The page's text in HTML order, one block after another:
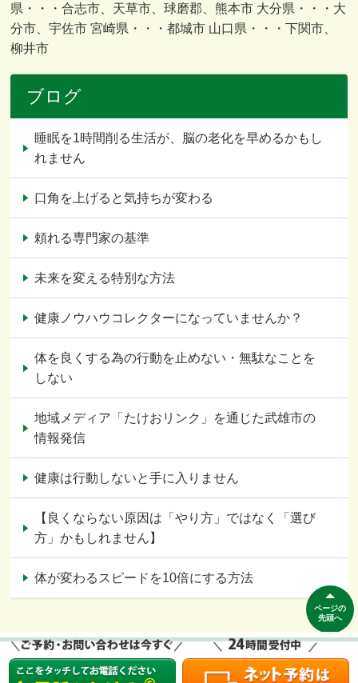
県・・・合志市、天草市、球磨郡、熊本市 大分県・・・大
分市、宇佐市 宮崎県・・・都城市 山口県・・・下関市、
柳井市
ブログ
睡眠を1時間削る生活が、脳の老化を早めるかもし
れません
口角を上げると気持ちが変わる
頼れる専門家の基準
未来を変える特別な方法
健康ノウハウコレクターになっていませんか？
体を良くする為の行動を止めない・無駄なことを
しない
地域メディア「たけおリンク」を通じた武雄市の
情報発信
健康は行動しないと手に入りません
【良くならない原因は「やり方」ではなく「選び
方」かもしれません】
体が変わるスピードを10倍にする方法
ページの
先頭へ